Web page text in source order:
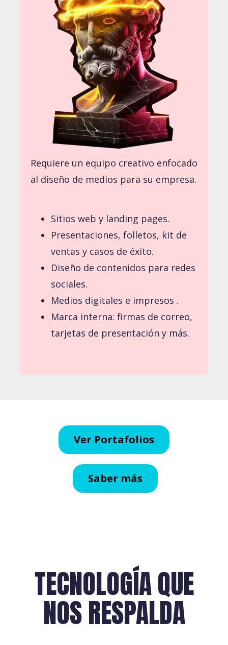
Requiere un equipo creativo enfocado
al diseño de medios para su empresa.
Sitios web y landing pages.
Presentaciones, folletos, kit de
ventas y casos de éxito.
Diseño de contenidos para redes
sociales.
Medios digitales e impresos .
Marca interna: firmas de correo,
tarjetas de presentación y más.
Ver Portafolios
Saber más
TECNOLOGÍA QUE
NOS RESPALDA